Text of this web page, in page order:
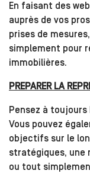
En faisant des
auprès de vos
prises de
simplement pour
immobilières.
PREPARER LA
Pensez à
Vous pouvez
objectifs sur le
stratégiques, une
ou tout